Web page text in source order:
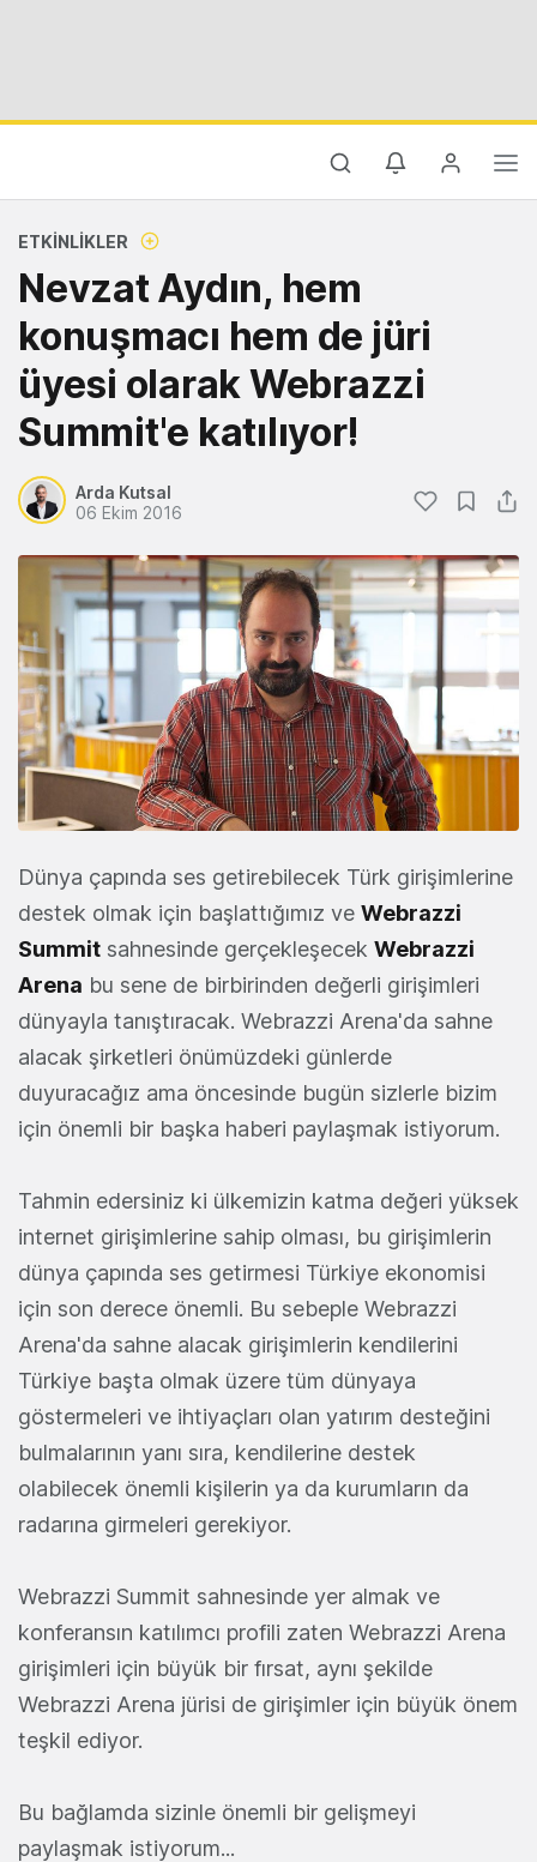
ETKINLIKLER
Nevzat Aydın, hem
konuşmacı hem de jüri
üyesi olarak Webrazzi
Summit'e katılıyor!
Arda Kutsal
06 Ekim 2016
Dünya çapında ses getirebilecek Türk girişimlerine
destek olmak için başlattığımız ve Webrazzi
Summit sahnesinde gerçekleşecek Webrazzi
Arena bu sene de birbirinden değerli girişimleri
dünyayla tanıştıracak. Webrazzi Arena'da sahne
alacak şirketleri önümüzdeki günlerde
duyuracağız ama öncesinde bugün sizlerle bizim
için önemli bir başka haberi paylaşmak istiyorum.
Tahmin edersiniz ki ülkemizin katma değeri yüksek
internet girişimlerine sahip olması, bu girişimlerin
dünya çapında ses getirmesi Türkiye ekonomisi
için son derece önemli. Bu sebeple Webrazzi
Arena'da sahne alacak girişimlerin kendilerini
Türkiye başta olmak üzere tüm dünyaya
göstermeleri ve ihtiyaçları olan yatırım desteğini
bulmalarının yanı sıra, kendilerine destek
olabilecek önemli kişilerin ya da kurumların da
radarına girmeleri gerekiyor.
Webrazzi Summit sahnesinde yer almak ve
konferansın katılımcı profili zaten Webrazzi Arena
girişimleri için büyük bir fırsat, aynı şekilde
Webrazzi Arena jürisi de girişimler için büyük önem
teşkil ediyor.
Bu bağlamda sizinle önemli bir gelişmeyi
paylaşmak istiyorum...